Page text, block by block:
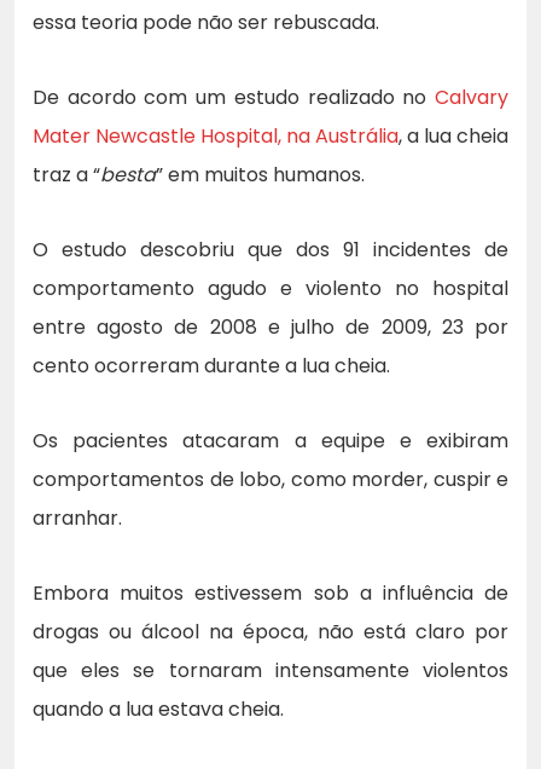
essa teoria pode não ser rebuscada.
De acordo com um estudo realizado no Calvary
Mater Newcastle Hospital, na Austrália, a lua cheia
traz a “besta” em muitos humanos.
O estudo descobriu que dos 91 incidentes de
comportamento agudo e violento no hospital
entre agosto de 2008 e julho de 2009, 23 por
cento ocorreram durante a lua cheia.
Os pacientes atacaram a equipe e exibiram
comportamentos de lobo, como morder, cuspir e
arranhar.
Embora muitos estivessem sob a influência de
drogas ou álcool na época, não está claro por
que eles se tornaram intensamente violentos
quando a lua estava cheia.